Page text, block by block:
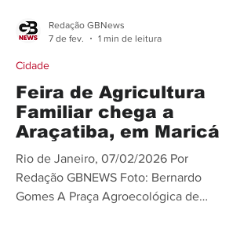
Feira de Agricultura
Familiar chega a
Araçatiba, em Maricá
Rio de Janeiro, 07/02/2026 Por
Redação GBNEWS Foto: Bernardo
Gomes A Praça Agroecológica de
Cidade
Redação GBNews
7 de fev.
1 min de leitura